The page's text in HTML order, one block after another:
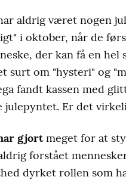
aldrig været nogen
i oktober, når de
der kan få en
surt om "hysteri" og
fandt kassen med
julepyntet. Er det
gjortmeget for at
forstået
dyrket rollen som